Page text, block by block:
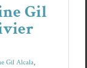
Gil
Gil Alcala,